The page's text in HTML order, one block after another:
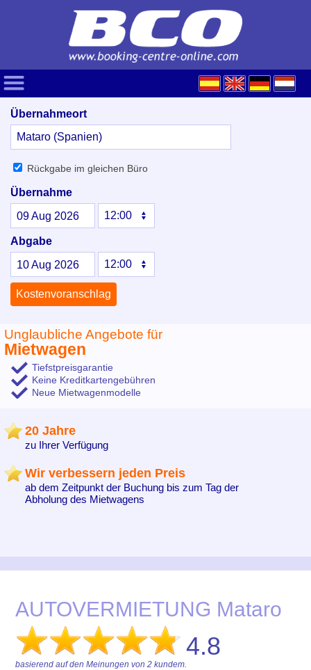
AUTOVERMIETUNG Mataro
4.8
basierend auf den Meinungen von2 kundem.
Übernahmeort
Rückgabe im gleichen Büro
Übernahme
09Aug2026
Abgabe
10Aug2026
Unglaubliche Angebote für
Mietwagen
Tiefstpreisgarantie
Keine Kreditkartengebühren
Neue Mietwagenmodelle
20 Jahre
zu Ihrer Verfügung
Wir verbessern jeden Preis
ab dem Zeitpunkt der Buchung bis zum Tag der
Abholung des Mietwagens